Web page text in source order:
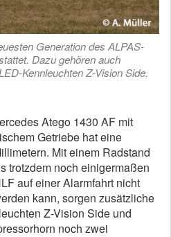
Generation des ALPAS-
Dazu gehören auch
Kennleuchten Z-Vision Side.
Atego 1430 AF mit
Getriebe hat eine
Mit einem Radstand
trotzdem noch einigermaßen
auf einer Alarmfahrt nicht
kann, sorgen zusätzliche
Z-Vision Side und
noch zwei